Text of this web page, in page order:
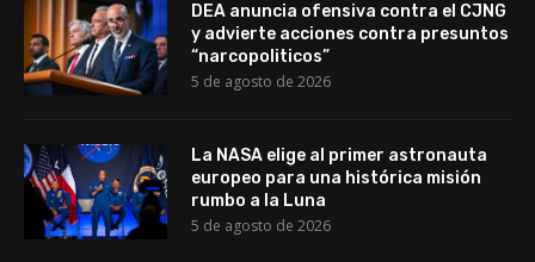
DEA anuncia ofensiva contra el CJNG
y advierte acciones contra presuntos
“narcopoliticos”
5 de agosto de 2026
La NASA elige al primer astronauta
europeo para una histórica misión
rumbo a la Luna
5 de agosto de 2026